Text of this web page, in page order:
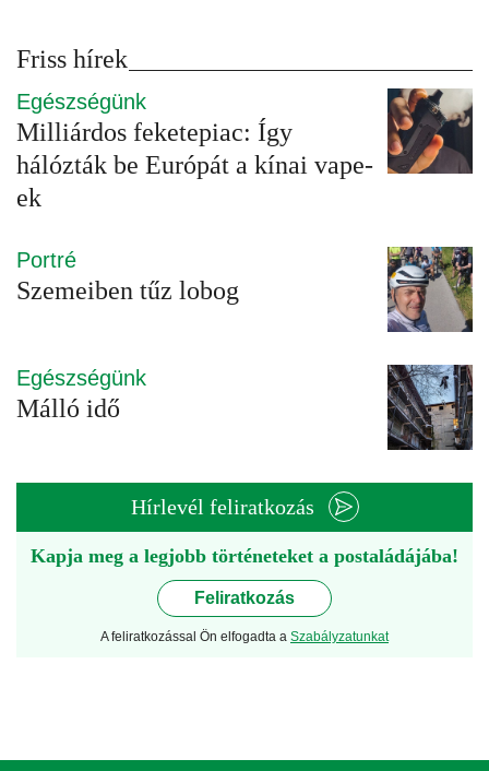
Friss hírek
Egészségünk
Milliárdos feketepiac: Így
hálózták be Európát a kínai vape-
ek
Portré
Szemeiben tűz lobog
Egészségünk
Málló idő
Hírlevél feliratkozás
Kapja meg a legjobb történeteket a postaládájába!
Feliratkozás
A feliratkozással Ön elfogadta a Szabályzatunkat